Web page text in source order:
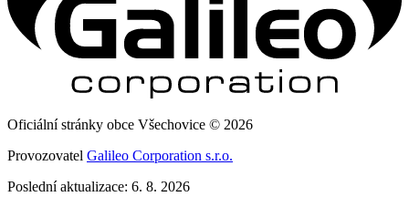
Oficiální stránky obce Všechovice © 2026
Provozovatel Galileo Corporation s.r.o.
Poslední aktualizace: 6. 8. 2026